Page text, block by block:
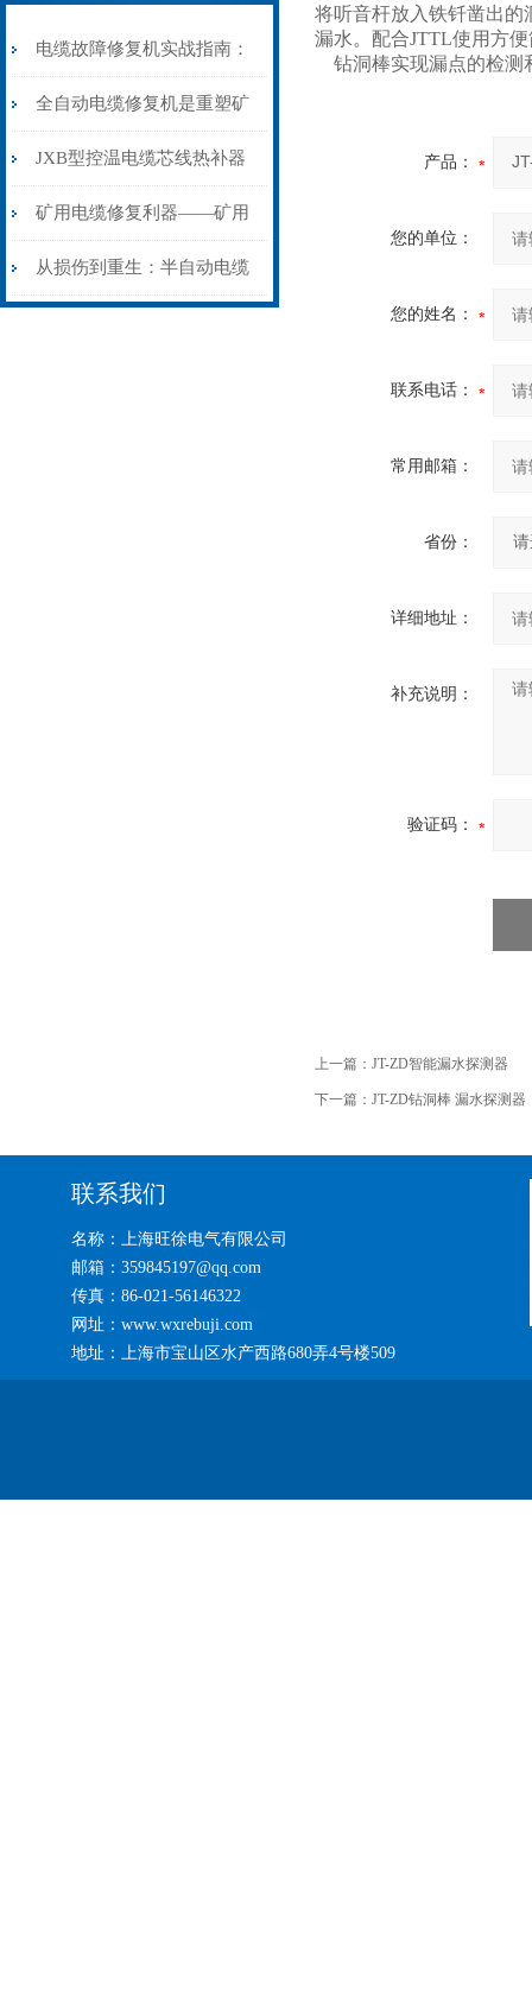
电缆故障修复机实战指南：
从“盲测”到“精确定点”的三
步作业法
全自动电缆修复机是重塑矿
山电力动脉的“智能外科医
生”
JXB型控温电缆芯线热补器
安装与接线：精准修复的工
艺基石
矿用电缆修复利器——矿用
电缆热补机智能控温，安全
从损伤到重生：半自动电缆
将听音杆放入铁钎凿出的
漏水。配合JTTL使用方
钻洞棒实现漏点的检测
产品：
您的单位：
您的姓名：
联系电话：
常用邮箱：
省份：
详细地址：
补充说明：
验证码：
上一篇： JT-ZD智能漏水探测器
下一篇： JT-ZD钻洞棒 漏水探测器
联系我们
名称：上海旺徐电气有限公司
邮箱：359845197@qq.com
传真：86-021-56146322
网址：www.wxrebuji.com
地址：上海市宝山区水产西路680弄4号楼509